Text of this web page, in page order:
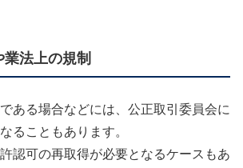
法上の規制
ある場合などには、公正取引委員会に
ることもあります。
認可の再取得が必要となるケースもあ